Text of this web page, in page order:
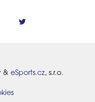
& eSports.cz, s.r.o.